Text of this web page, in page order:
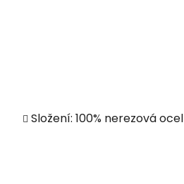
Složení: 100% nerezová ocel